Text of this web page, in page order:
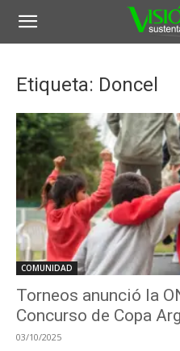
Etiqueta: Doncel
COMUNIDAD
Torneos anunció la
Concurso de Copa
03/10/2025